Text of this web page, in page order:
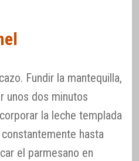
Fundir la mantequilla,
unos dos minutos
la leche templada
hasta
el parmesano en